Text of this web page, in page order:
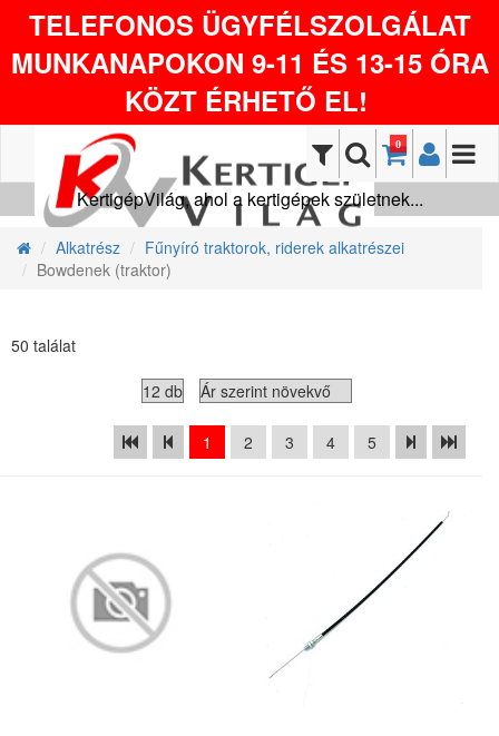
TELEFONOS ÜGYFÉLSZOLGÁLAT
MUNKANAPOKON 9-11 ÉS 13-15 ÓRA
KÖZT ÉRHETŐ EL!
0
KertigépVilág, ahol a kertigépek születnek...
Alkatrész
Fűnyíró traktorok, riderek alkatrészei
Bowdenek (traktor)
50 találat
1 2 3 4 5